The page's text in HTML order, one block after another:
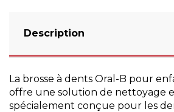
Description
La brosse à dents Oral-B pour
offre une solution de nettoyage
spécialement conçue pour les